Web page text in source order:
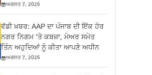
ਅਗਸਤ 7, 2026
ਵੱਡੀ ਖ਼ਬਰ: AAP ਦਾ ਪੰਜਾਬ ਦੀ ਇੱਕ ਹੋਰ
ਨਗਰ ਨਿਗਮ ‘ਤੇ ਕਬਜ਼ਾ, ਮੇਅਰ ਸਮੇਤ
ਤਿੰਨ ਅਹੁਦਿਆਂ ਨੂੰ ਕੀਤਾ ਆਪਣੇ ਅਧੀਨ
ਅਗਸਤ 7, 2026